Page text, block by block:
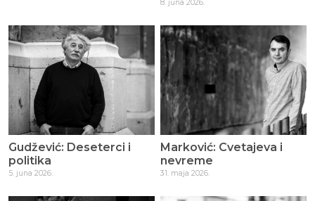
8. juna 2026.
Gudžević: Deseterci i
politika
5. juna 2026.
Marković: Cvetajeva i
nevreme
31. maja 2026.